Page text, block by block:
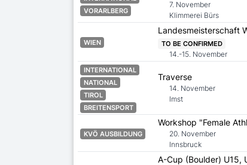
VORARLBERG
7. November
Klimmerei Bürs
WIEN
Landesmeisterschaft
TO BE CONFIRMED
14.-15. November
INTERNATIONAL
NATIONAL
TIROL
BREITENSPORT
Traverse
14. November
Imst
KVÖ AUSBILDUNG
Workshop "Female
20. November
Innsbruck
A-Cup (Boulder) U15,